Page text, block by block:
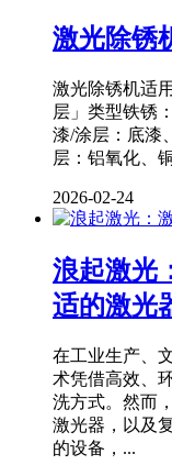
激光除锈
激光除锈机适
层」类型铁锈
漆/涂层：底漆
层：铝氧化、
2026-02-24
浪起激光
适的激光
在工业生产、
术凭借高效、
洗方式。然而
激光器，以及
的设备，...